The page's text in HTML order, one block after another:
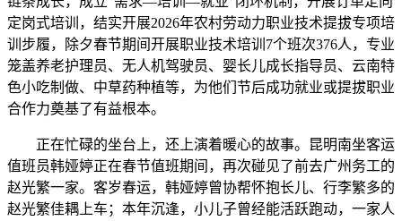
定岗式培训，结实开展2026年农村劳动力职业技术提拔专项培
训步履，除夕春节期间开展职业技术培训7个班次376人，专业
笼盖养老护理员、无人机驾驶员、婴长儿成长指导员、云南特
色小吃制做、中草药种植等，为他们节后成功就业或提拔职业
合作力奠基了有益根本。
正在忙碌的坐台上，还上演着暖心的故事。昆明南坐客运
值班员韩娅婷正在春节值班期间，再次碰见了前去广州务工的
赵光繁一家。客岁春运，韩娅婷曾协帮怀抱长儿、行李繁多的
赵光繁佳耦上车；本年沉逢，小儿子曾经能活跃跑动，一家人